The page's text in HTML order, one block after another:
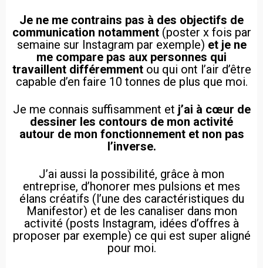
Je ne me contrains pas à des objectifs de
communication notamment(poster x fois par
semaine sur Instagram par exemple) et je ne
me compare pas aux personnes qui
travaillent différemmentou qui ont l’air d’être
capable d’en faire 10 tonnes de plus que moi.
Je me connais suffisamment et j’ai à cœur de
dessiner les contours de mon activité
autour de mon fonctionnement et non pas
l’inverse.
J’ai aussi la possibilité, grâce à mon
entreprise, d’honorer mes pulsions et mes
élans créatifs (l’une des caractéristiques du
Manifestor) et de les canaliser dans mon
activité (posts Instagram, idées d’offres à
proposer par exemple) ce qui est super aligné
pour moi.